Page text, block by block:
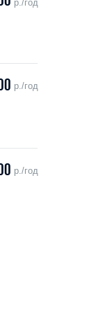
р./год
р./год
р./год